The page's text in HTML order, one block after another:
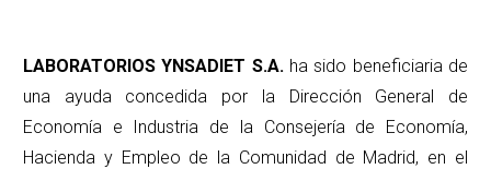
LABORATORIOS YNSADIET S.A.ha sido beneficiaria de
una ayuda concedida por la Dirección General de
Economía e Industria de la Consejería de Economía,
Hacienda y Empleo de la Comunidad de Madrid, en el